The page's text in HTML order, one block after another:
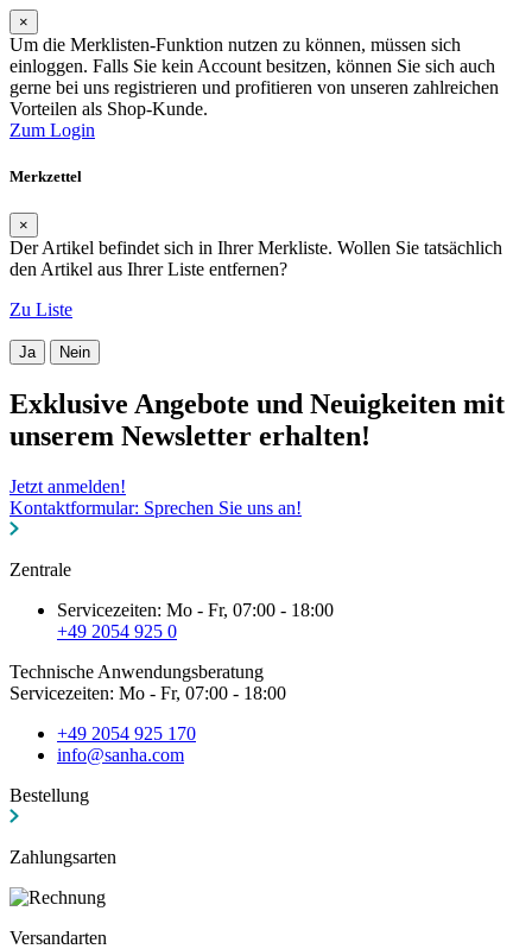
×
Um die Merklisten-Funktion nutzen zu können, müssen sich
einloggen. Falls Sie kein Account besitzen, können Sie sich auch
gerne bei uns registrieren und profitieren von unseren zahlreichen
Vorteilen als Shop-Kunde.
Zum Login
Merkzettel
×
Der Artikel befindet sich in Ihrer Merkliste. Wollen Sie tatsächlich
den Artikel aus Ihrer Liste entfernen?
Zu Liste
Ja Nein
Exklusive Angebote und Neuigkeiten mit
unserem Newsletter erhalten!
Jetzt anmelden!
Kontaktformular: Sprechen Sie uns an!
Zentrale
Servicezeiten: Mo - Fr, 07:00 - 18:00
+49 2054 925 0
Technische Anwendungsberatung
Servicezeiten: Mo - Fr, 07:00 - 18:00
+49 2054 925 170
info@sanha.com
Bestellung
Zahlungsarten
Versandarten